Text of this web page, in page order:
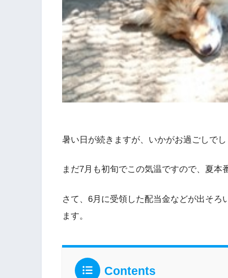
暑い日が続きますが、いかがお過ごしで
まだ7月も初旬でこの気温ですので、夏本
さて、6月に受領した配当金などが出そ
ます。
Contents